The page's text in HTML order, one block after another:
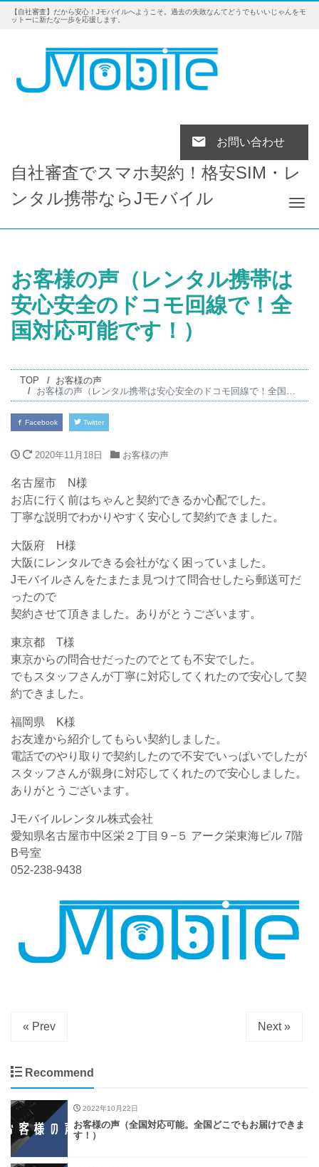
【自社審査】だから安心！Jモバイルへようこそ。過去の失敗なんてどうでもいいじゃんをモ
ットーに新たな一歩を応援します。
お問い合わせ
自社審査でスマホ契約！格安SIM・レ
ンタル携帯ならJモバイル
お客様の声（レンタル携帯は
安心安全のドコモ回線で！全
国対応可能です！）
TOP
お客様の声
お客様の声（レンタル携帯は安心安全のドコモ回線で！全国対応可能です！）
Facebook Twitter
2020年11月18日 お客様の声
名古屋市 N様
お店に行く前はちゃんと契約できるか心配でした。
丁寧な説明でわかりやすく安心して契約できました。
大阪府 H様
大阪にレンタルできる会社がなく困っていました。
Jモバイルさんをたまたま見つけて問合せしたら郵送可だ
ったので
契約させて頂きました。ありがとうございます。
東京都 T様
東京からの問合せだったのでとても不安でした。
でもスタッフさんが丁寧に対応してくれたので安心して契
約できました。
福岡県 K様
お友達から紹介してもらい契約しました。
電話でのやり取りで契約したので不安でいっぱいでしたが
スタッフさんが親身に対応してくれたので安心しました。
ありがとうございます。
Jモバイルレンタル株式会社
愛知県名古屋市中区栄２丁目９−５ アーク栄東海ビル 7階
B号室
052-238-9438
« Prev Next »
Recommend
2022年10月22日
お客様の声（全国対応可能。全国どこでもお届けできま
す！）